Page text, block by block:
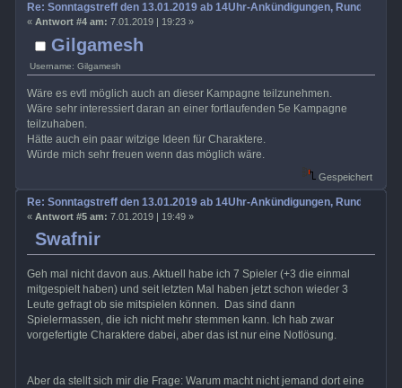
Gilgamesh
Username: Gilgamesh
Re: Sonntagstreff den 13.01.2019 ab 14Uhr-Ankündigungen,
« Antwort #4 am: 7.01.2019 | 19:23 »
Wäre es evtl möglich auch an dieser Kampagne teilzunehmen.
Wäre sehr interessiert daran an einer fortlaufenden 5e Kampagne
teilzuhaben.
Hätte auch ein paar witzige Ideen für Charaktere.
Würde mich sehr freuen wenn das möglich wäre.
Gespeichert
Swafnir
Re: Sonntagstreff den 13.01.2019 ab 14Uhr-Ankündigungen,
« Antwort #5 am: 7.01.2019 | 19:49 »
Geh mal nicht davon aus. Aktuell habe ich 7 Spieler (+3 die einmal
mitgespielt haben) und seit letzten Mal haben jetzt schon wieder 3
Leute gefragt ob sie mitspielen können. Das sind dann
Spielermassen, die ich nicht mehr stemmen kann. Ich hab zwar
vorgefertigte Charaktere dabei, aber das ist nur eine Notlösung.
Aber da stellt sich mir die Frage: Warum macht nicht jemand dort eine